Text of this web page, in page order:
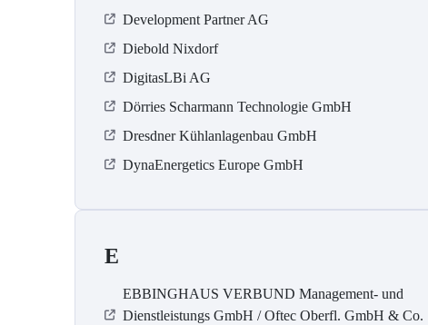
Development Partner AG
Diebold Nixdorf
DigitasLBi AG
Dörries Scharmann Technologie GmbH
Dresdner Kühlanlagenbau GmbH
DynaEnergetics Europe GmbH
E
EBBINGHAUS VERBUND Management- und
Dienstleistungs GmbH / Oftec Oberfl. GmbH & Co.